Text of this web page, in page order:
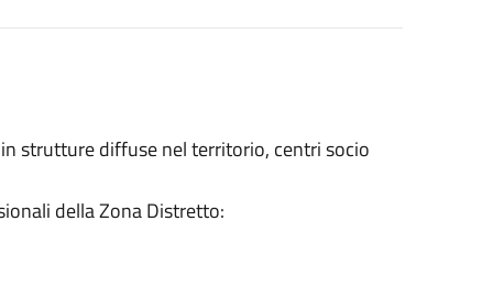
strutture diffuse nel territorio, centri socio
della Zona Distretto: